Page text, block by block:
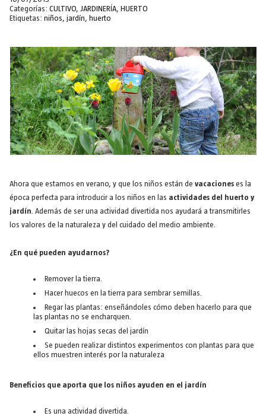
Categorías: CULTIVO, JARDINERÍA, HUERTO
Etiquetas: niños, jardín, huerto
Ahora que estamos en verano, y que los niños están de vacaciones es la
época perfecta para introducir a los niños en las actividades del huerto y
jardín. Además de ser una actividad divertida nos ayudará a transmitirles
los valores de la naturaleza y del cuidado del medio ambiente.
¿En qué pueden ayudarnos?
Remover la tierra.
Hacer huecos en la tierra para sembrar semillas.
Regar las plantas: enseñándoles cómo deben hacerlo para que
las plantas no se encharquen.
Quitar las hojas secas del jardín
Se pueden realizar distintos experimentos con plantas para que
ellos muestren interés por la naturaleza
Beneficios que aporta que los niños ayuden en el jardín
Es una actividad divertida.